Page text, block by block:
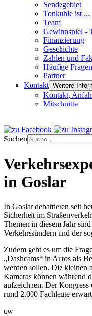
Sendegebiet
Tonkuhle ist ...
Team
Gewinnspiel -
Finanzierung
Geschichte
Zahlen und
Häufige Fragen
Partner
Kontakt Weitere
Kontakt,
Mitschnitte
Suchen
in Goslar
In Goslar debattieren seit
Sicherheit im
Themen in diesem Jahr
Verkehrssündern und der
Zudem geht es um die
„Dashcams“ in Autos als
werden sollen. Die kleinen
Kameras können während
aufzeichnen. Der Kongress
rund 2.000 Fachleute
cw